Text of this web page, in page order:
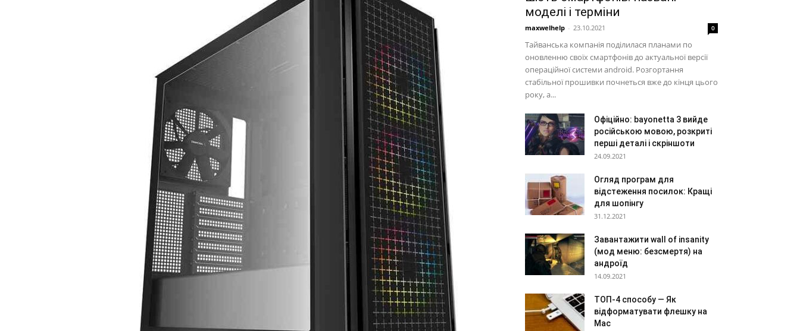
моделі і терміни
maxwelhelp - 23.10.2021 0
Тайванська компанія поділилася планами по
оновленню своїх смартфонів до актуальної версії
операційної системи android. Розгортання
стабільної прошивки почнеться вже до кінця цього
року, а...
Офіційно: bayonetta 3 вийде
російською мовою, розкриті
перші деталі і скріншоти
24.09.2021
Огляд програм для
відстеження посилок: Кращі
для шопінгу
31.12.2021
Завантажити wall of insanity
(мод меню: безсмертя) на
андроїд
14.09.2021
ТОП-4 способу — Як
відформатувати флешку на
Mac